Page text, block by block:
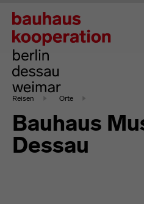
Reisen Orte
Bauhaus
Dessau